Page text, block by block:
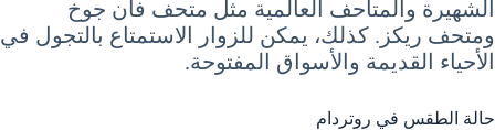
الشهيرة والمتاحف العالمية مثل متحف فان جوخ
ومتحف ريكز. كذلك، يمكن للزوار الاستمتاع بالتجول في
الأحياء القديمة والأسواق المفتوحة.
حالة الطقس في روتردام